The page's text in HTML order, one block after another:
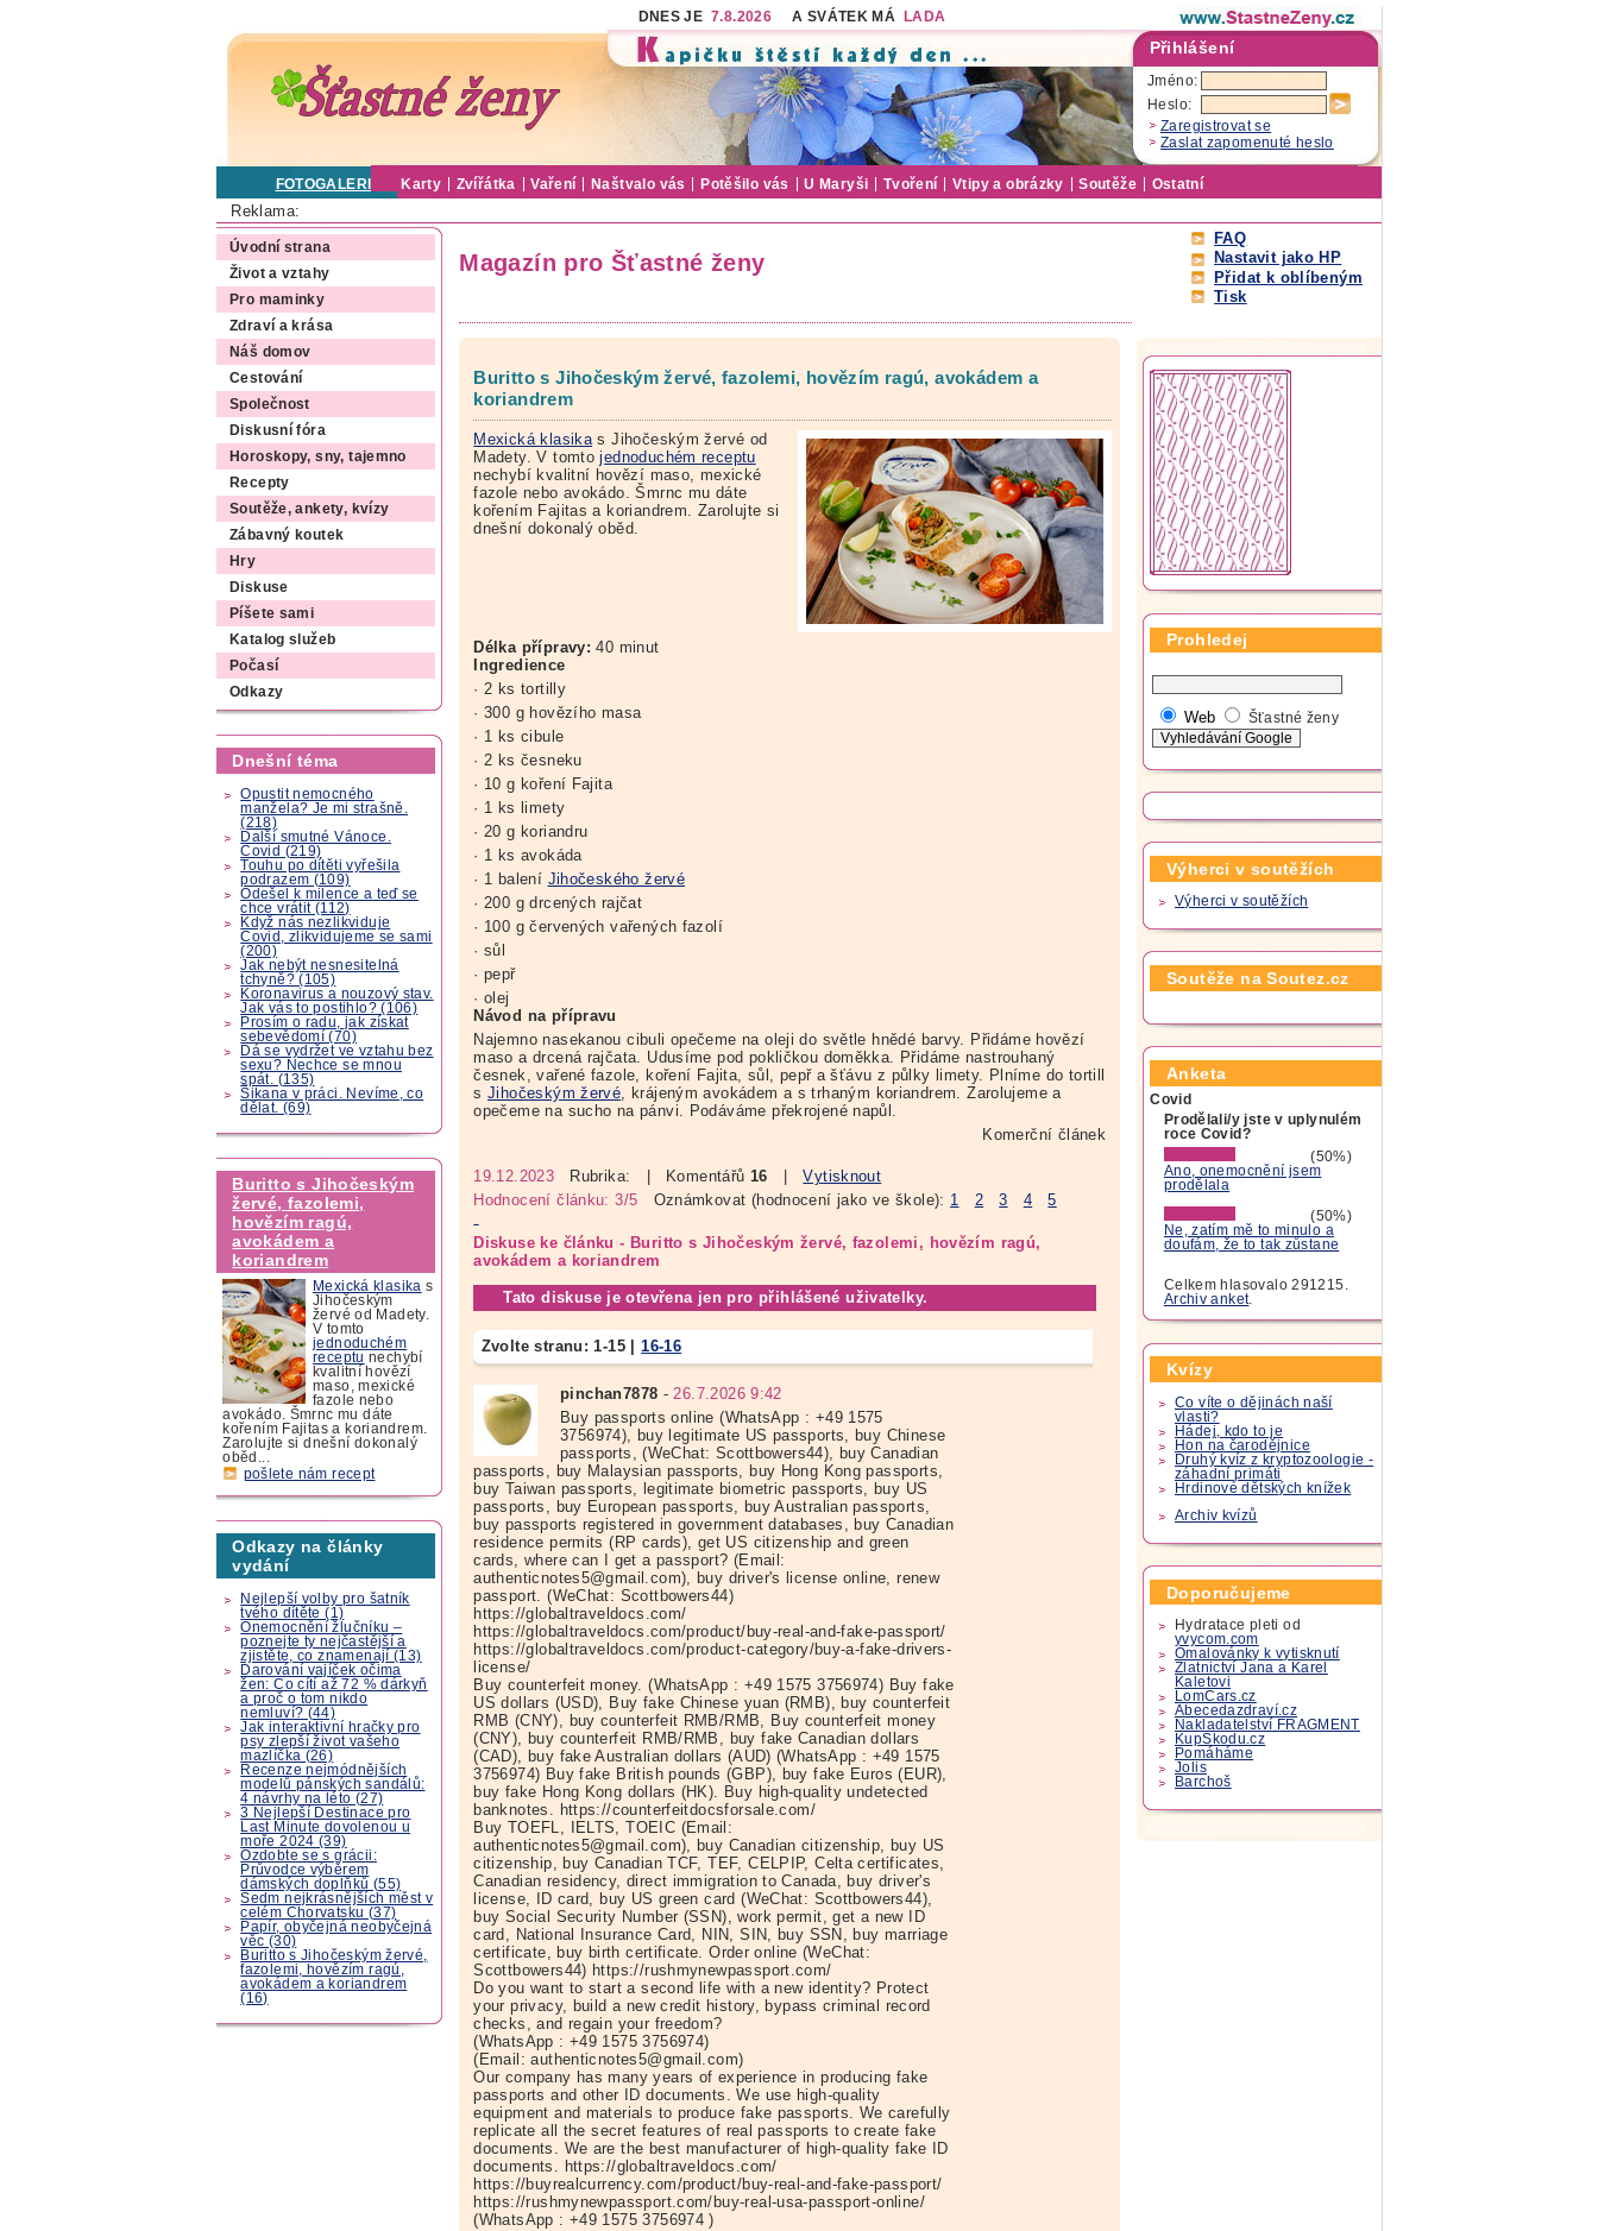
DNES JE 7.8.2026 A SVÁTEK MÁ LADA
Přihlášení
Jméno:
Heslo:
Zaregistrovat se
Zaslat zapomenuté heslo
FOTOGALERIE Karty Zvířátka Vaření Naštvalo vás Potěšilo vás U Maryši Tvoření Vtipy a obrázky Soutěže Ostatní
Reklama:
Úvodní strana
Život a vztahy
Pro maminky
Zdraví a krása
Náš domov
Cestování
Společnost
Diskusní fóra
Horoskopy, sny, tajemno
Recepty
Soutěže, ankety, kvízy
Zábavný koutek
Hry
Diskuse
Píšete sami
Katalog služeb
Počasí
Odkazy
Dnešní téma
Opustit nemocného
manžela? Je mi strašně.
(218)
Další smutné Vánoce.
Covid (219)
Touhu po dítěti vyřešila
podrazem (109)
Odešel k milence a teď se
chce vrátit (112)
Když nás nezlikviduje
Covid, zlikvidujeme se sami
(200)
Jak nebýt nesnesitelná
tchyně? (105)
Koronavirus a nouzový stav.
Jak vás to postihlo? (106)
Prosím o radu, jak získat
sebevědomí (70)
Dá se vydržet ve vztahu bez
sexu? Nechce se mnou
spát. (135)
Šikana v práci. Nevíme, co
dělat. (69)
Buritto s Jihočeským
žervé, fazolemi,
hovězím ragú,
avokádem a
koriandrem
Mexická klasika s
Jihočeským
žervé od Madety.
V tomto
jednoduchém
receptu nechybí
kvalitní hovězí
maso, mexické
fazole nebo
avokádo. Šmrnc mu dáte
kořením Fajitas a koriandrem.
Zarolujte si dnešní dokonalý
oběd...
pošlete nám recept
Odkazy na články
vydání
Nejlepší volby pro šatník
tvého dítěte (1)
Onemocnění žlučníku –
poznejte ty nejčastější a
zjistěte, co znamenají (13)
Darování vajíček očima
žen: Co cítí až 72 % dárkyň
a proč o tom nikdo
nemluví? (44)
Jak interaktivní hračky pro
psy zlepší život vašeho
mazlíčka (26)
Recenze nejmódnějších
modelů pánských sandálů:
4 návrhy na léto (27)
3 Nejlepší Destinace pro
Last Minute dovolenou u
moře 2024 (39)
Ozdobte se s grácii:
Průvodce výběrem
dámských doplňků (55)
Sedm nejkrásnějších měst v
celém Chorvatsku (37)
Papír, obyčejná neobyčejná
věc (30)
Buritto s Jihočeským žervé,
fazolemi, hovězím ragú,
avokádem a koriandrem
(16)
Magazín pro Šťastné ženy
FAQ
Nastavit jako HP
Přidat k oblíbeným
Tisk
Buritto s Jihočeským žervé, fazolemi, hovězím ragú, avokádem a
koriandrem
Mexická klasika s Jihočeským žervé od
Madety. V tomtojednoduchém receptu
nechybí kvalitní hovězí maso, mexické
fazole nebo avokádo. Šmrnc mu dáte
kořením Fajitas a koriandrem. Zarolujte si
dnešní dokonalý oběd.
Délka přípravy: 40 minut
Ingredience
· 2 ks tortilly
· 300 g hovězího masa
· 1 ks cibule
· 2 ks česneku
· 10 g koření Fajita
· 1 ks limety
· 20 g koriandru
· 1 ks avokáda
· 1 balení Jihočeského žervé
· 200 g drcených rajčat
· 100 g červených vařených fazolí
· sůl
· pepř
· olej
Návod na přípravu
Najemno nasekanou cibuli opečeme na oleji do světle hnědé barvy. Přidáme hovězí
maso a drcená rajčata. Udusíme pod pokličkou doměkka. Přidáme nastrouhaný
česnek, vařené fazole, koření Fajita, sůl, pepř a šťávu z půlky limety. Plníme do tortill
sJihočeským žervé , krájeným avokádem a s trhaným koriandrem. Zarolujeme a
opečeme na sucho na pánvi. Podáváme překrojené napůl.
Komerční článek
19.12.2023 Rubrika: | Komentářů 16 |Vytisknout
Hodnocení článku: 3/5 Oznámkovat (hodnocení jako ve škole): 1 2 3 4 5
Diskuse ke článku - Buritto s Jihočeským žervé, fazolemi, hovězím ragú,
avokádem a koriandrem
Tato diskuse je otevřena jen pro přihlášené uživatelky.
Zvolte stranu: 1-15 |16-16
pinchan7878 -26.7.2026 9:42
Buy passports online (WhatsApp : +49 1575
3756974), buy legitimate US passports, buy Chinese
passports, (WeChat: Scottbowers44), buy Canadian
passports, buy Malaysian passports, buy Hong Kong passports,
buy Taiwan passports, legitimate biometric passports, buy US
passports, buy European passports, buy Australian passports,
buy passports registered in government databases, buy Canadian
residence permits (RP cards), get US citizenship and green
cards, where can I get a passport? (Email:
authenticnotes5@gmail.com), buy driver's license online, renew
passport. (WeChat: Scottbowers44)
https://globaltraveldocs.com/
https://globaltraveldocs.com/product/buy-real-and-fake-passport/
https://globaltraveldocs.com/product-category/buy-a-fake-drivers-
license/
Buy counterfeit money. (WhatsApp : +49 1575 3756974) Buy fake
US dollars (USD), Buy fake Chinese yuan (RMB), buy counterfeit
RMB (CNY), buy counterfeit RMB/RMB, Buy counterfeit money
(CNY), buy counterfeit RMB/RMB, buy fake Canadian dollars
(CAD), buy fake Australian dollars (AUD) (WhatsApp : +49 1575
3756974) Buy fake British pounds (GBP), buy fake Euros (EUR),
buy fake Hong Kong dollars (HK). Buy high-quality undetected
banknotes. https://counterfeitdocsforsale.com/
Buy TOEFL, IELTS, TOEIC (Email:
authenticnotes5@gmail.com), buy Canadian citizenship, buy US
citizenship, buy Canadian TCF, TEF, CELPIP, Celta certificates,
Canadian residency, direct immigration to Canada, buy driver's
license, ID card, buy US green card (WeChat: Scottbowers44),
buy Social Security Number (SSN), work permit, get a new ID
card, National Insurance Card, NIN, SIN, buy SSN, buy marriage
certificate, buy birth certificate. Order online (WeChat:
Scottbowers44) https://rushmynewpassport.com/
Do you want to start a second life with a new identity? Protect
your privacy, build a new credit history, bypass criminal record
checks, and regain your freedom?
(WhatsApp : +49 1575 3756974)
(Email: authenticnotes5@gmail.com)
Our company has many years of experience in producing fake
passports and other ID documents. We use high-quality
equipment and materials to produce fake passports. We carefully
replicate all the secret features of real passports to create fake
documents. We are the best manufacturer of high-quality fake ID
documents. https://globaltraveldocs.com/
https://buyrealcurrency.com/product/buy-real-and-fake-passport/
https://rushmynewpassport.com/buy-real-usa-passport-online/
(WhatsApp : +49 1575 3756974 )
Prohledej
Web Šťastné ženy
Výherci v soutěžích
Výherci v soutěžích
Soutěže na Soutez.cz
Anketa
Covid
Prodělali/y jste v uplynulém
roce Covid?
(50%)
Ano, onemocnění jsem
prodělala
(50%)
Ne, zatím mě to minulo a
doufám, že to tak zůstane
Celkem hlasovalo 291215.
Archiv anket.
Kvízy
Co víte o dějinách naší
vlasti?
Hádej, kdo to je
Hon na čarodějnice
Druhý kvíz z kryptozoologie -
záhadní primáti
Hrdinové dětských knížek
Archiv kvízů
Doporučujeme
Hydratace pleti od
yvycom.com
Omalovánky k vytisknutí
Zlatnictví Jana a Karel
Kaletovi
LomCars.cz
Abecedazdraví.cz
Nakladatelství FRAGMENT
KupSkodu.cz
Pomáháme
Jolis
Barchoš